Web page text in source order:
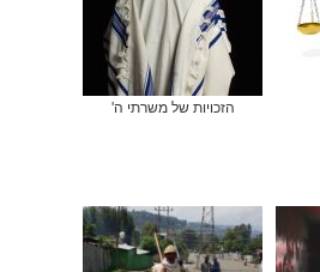
הזכויות של משרתי ה'